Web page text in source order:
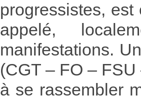
progressistes,
appelé,
manifestations.
(CGT – FO –
à se rassembler